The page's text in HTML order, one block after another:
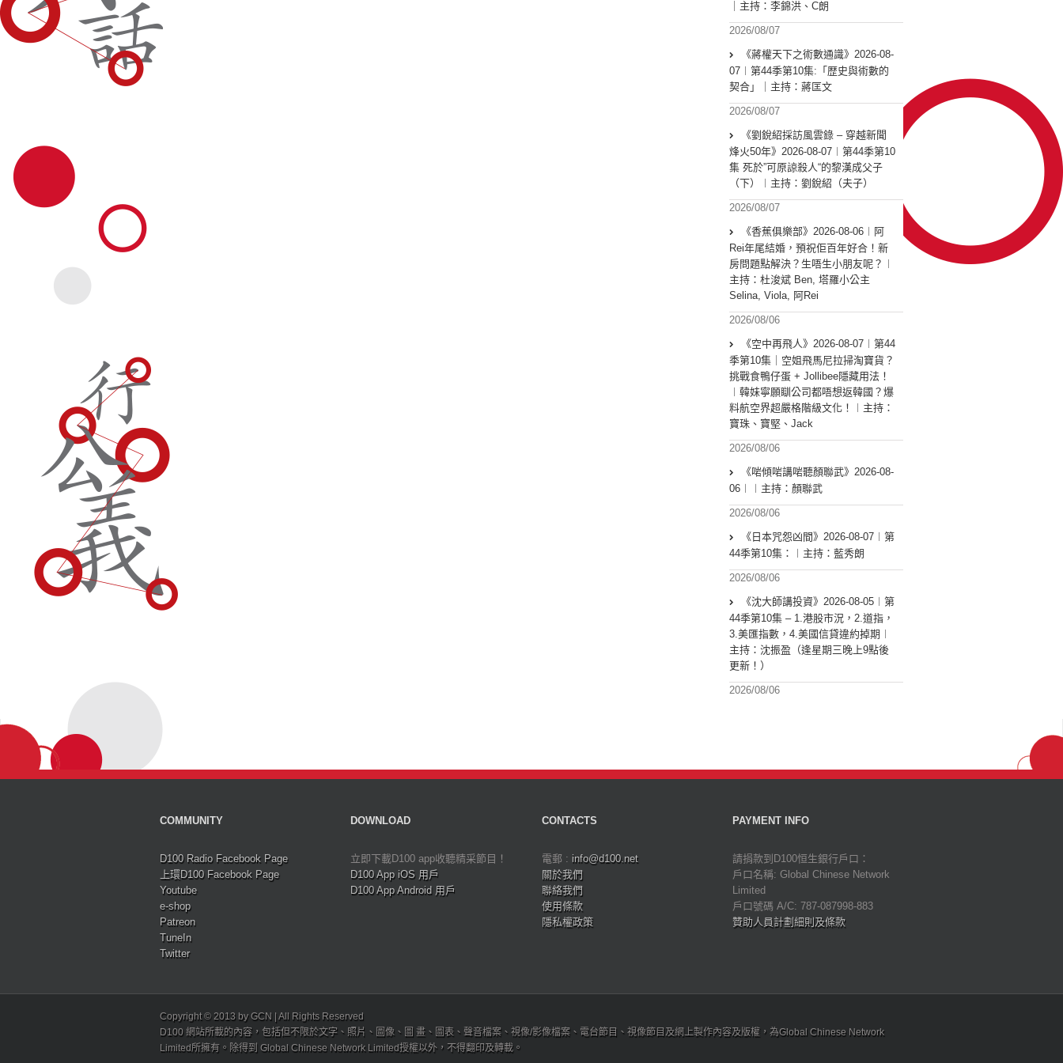
｜主持：李錦洪、C朗
2026/08/07
《蔣權天下之術數通識》2026-08-
07︱第44季第10集:「歴史與術數的
契合」｜主持：蔣匡文
2026/08/07
《劉銳紹採訪風雲錄 – 穿越新聞
烽火50年》2026-08-07︱第44季第10
集 死於”可原諒殺人“的黎漢成父子
（下）︱主持：劉銳紹（夫子）
2026/08/07
《香蕉俱樂部》2026-08-06︱阿
Rei年尾結婚，預祝佢百年好合！新
房問題點解決？生唔生小朋友呢？︱
主持：杜浚斌 Ben, 塔羅小公主
Selina, Viola, 阿Rei
2026/08/06
《空中再飛人》2026-08-07︱第44
季第10集｜空姐飛馬尼拉掃淘寶貨？
挑戰食鴨仔蛋 + Jollibee隱藏用法！
︱韓妹寧願瞓公司都唔想返韓國？爆
料航空界超嚴格階級文化！︱主持：
寶珠、寶堅、Jack
2026/08/06
《啱傾啱講啱聽顏聯武》2026-08-
06︱︱主持：顏聯武
2026/08/06
《日本咒怨凶間》2026-08-07︱第
44季第10集：︱主持：藍秀朗
2026/08/06
《沈大師講投資》2026-08-05︱第
44季第10集 – 1.港股市況，2.道指，
3.美匯指數，4.美國信貸違約掉期︱
主持：沈振盈（逢星期三晚上9點後
更新！）
2026/08/06
COMMUNITY
D100 Radio Facebook Page
上環D100 Facebook Page
Youtube
e-shop
Patreon
TuneIn
Twitter
DOWNLOAD
立即下載D100 app收聽精采節目！
D100 App iOS 用戶
D100 App Android 用戶
CONTACTS
電郵 : info@d100.net
關於我們
聯絡我們
使用條款
隱私權政策
PAYMENT INFO
請捐款到D100恒生銀行戶口：
戶口名稱: Global Chinese Network
Limited
戶口號碼 A/C: 787-087998-883
贊助人員計劃細則及條款
Copyright © 2013 by GCN | All Rights Reserved
D100 網站所載的內容，包括但不限於文字、照片、圖像、圖 畫、圖表、聲音檔案、視像/影像檔案、電台節目、視像節目及網上製作內容及版權，為Global Chinese Network
Limited所擁有。除得到 Global Chinese Network Limited授權以外，不得翻印及轉載。